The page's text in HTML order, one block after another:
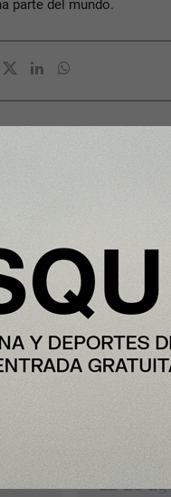
parte del mundo.
en
Y
Nobu
ciudad
12 de